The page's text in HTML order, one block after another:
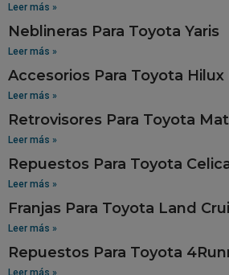
Leer más »
Neblineras Para Toyota Yaris
Leer más »
Accesorios Para Toyota Hilux
Leer más »
Retrovisores Para Toyota
Leer más »
Repuestos Para Toyota
Leer más »
Franjas Para Toyota Land
Leer más »
Repuestos Para Toyota
Leer más »